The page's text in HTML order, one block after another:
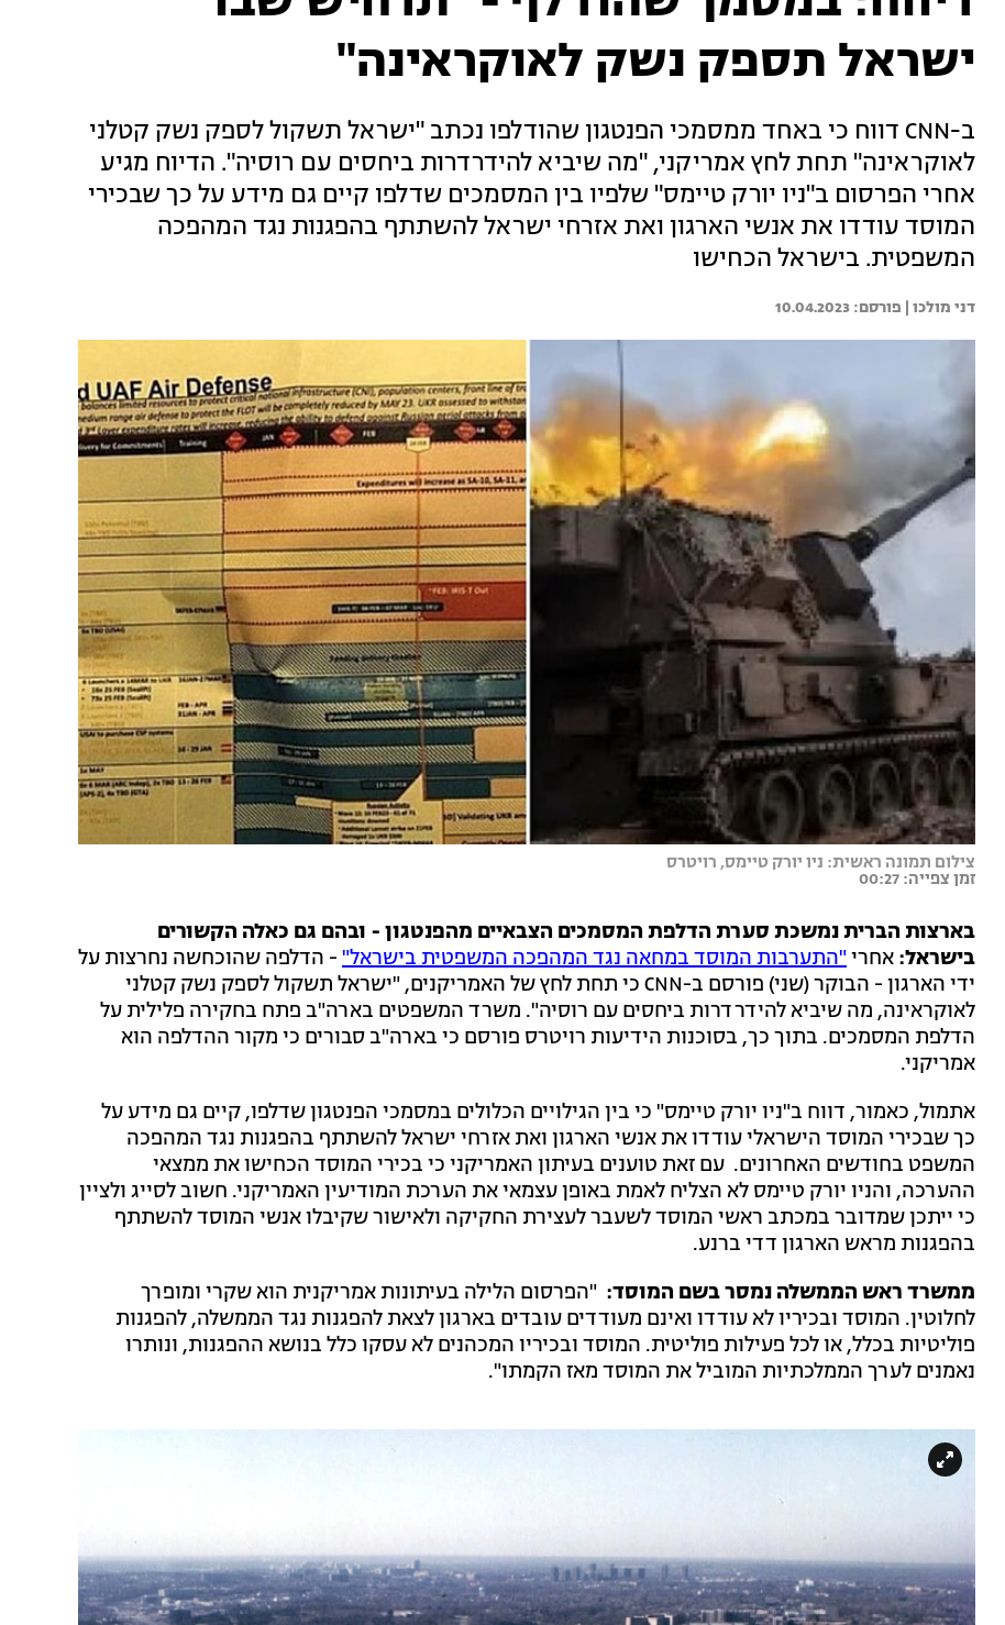
ישראל תספק נשק לאוקראינה"
ב-CNN דווח כי באחד ממסמכי הפנטגון שהודלפו נכתב "ישראל תשקול לספק נשק קטלני
לאוקראינה" תחת לחץ אמריקני, "מה שיביא להידרדרות ביחסים עם רוסיה". הדיוח מגיע
אחרי הפרסום ב"ניו יורק טיימס" שלפיו בין המסמכים שדלפו קיים גם מידע על כך שבכירי
המוסד עודדו את אנשי הארגון ואת אזרחי ישראל להשתתף בהפגנות נגד המהפכה
המשפטית. בישראל הכחישו
דני מולכו | 10.04.2023
צילום תמונה ראשית: ניו יורק טיימס, רויטרס
זמן צפייה: 00:27
בארצות הברית נמשכת סערת הדלפת המסמכים הצבאיים מהפנטגון - ובהם גם כאלה הקשורים
בישראל: אחרי"התערבות המוסד במחאה נגד המהפכה המשפטית בישראל" - הדלפה שהוכחשה נחרצות על
ידי הארגון - הבוקר (שני) פורסם ב-CNN כי תחת לחץ של האמריקנים, "ישראל תשקול לספק נשק קטלני
לאוקראינה, מה שיביא להידרדרות ביחסים עם רוסיה". משרד המשפטים בארה"ב פתח בחקירה פלילית על
הדלפת המסמכים. בתוך כך, בסוכנות הידיעות רויטרס פורסם כי בארה"ב סבורים כי מקור ההדלפה הוא
אמריקני.
אתמול, כאמור, דווח ב"ניו יורק טיימס" כי בין הגילויים הכלולים במסמכי הפנטגון שדלפו, קיים גם מידע על
כך שבכירי המוסד הישראלי עודדו את אנשי הארגון ואת אזרחי ישראל להשתתף בהפגנות נגד המהפכה
המשפט בחודשים האחרונים. עם זאת טוענים בעיתון האמריקני כי בכירי המוסד הכחישו את ממצאי
ההערכה, והניו יורק טיימס לא הצליח לאמת באופן עצמאי את הערכת המודיעין האמריקני. חשוב לסייג ולציין
כי ייתכן שמדובר במכתב ראשי המוסד לשעבר לעצירת החקיקה ולאישור שקיבלו אנשי המוסד להשתתף
בהפגנות מראש הארגון דדי ברנע.
ממשרד ראש הממשלה נמסר בשם המוסד: "הפרסום הלילה בעיתונות אמריקנית הוא שקרי ומופרך
לחלוטין. המוסד ובכיריו לא עודדו ואינם מעודדים עובדים בארגון לצאת להפגנות נגד הממשלה, להפגנות
פוליטיות בכלל, או לכל פעילות פוליטית. המוסד ובכיריו המכהנים לא עסקו כלל בנושא ההפגנות, ונותרו
נאמנים לערך הממלכתיות המוביל את המוסד מאז הקמתו".